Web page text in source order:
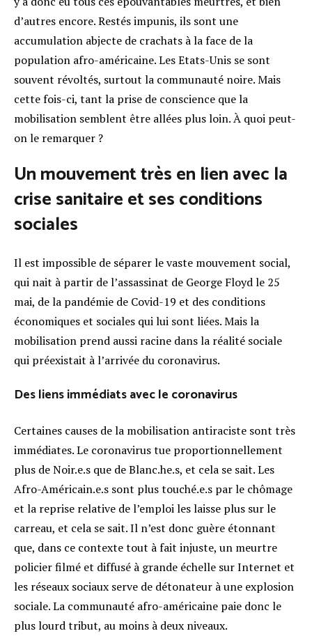
d’autres encore. Restés impunis, ils sont une
accumulation abjecte de crachats à la face de la
population afro-américaine. Les Etats-Unis se sont
souvent révoltés, surtout la communauté noire. Mais
cette fois-ci, tant la prise de conscience que la
mobilisation semblent être allées plus loin. À quoi peut-
on le remarquer ?
Un mouvement très en lien avec la
crise sanitaire et ses conditions
sociales
Il est impossible de séparer le vaste mouvement social,
qui nait à partir de l’assassinat de George Floyd le 25
mai, de la pandémie de Covid-19 et des conditions
économiques et sociales qui lui sont liées. Mais la
mobilisation prend aussi racine dans la réalité sociale
qui préexistait à l’arrivée du coronavirus.
Des liens immédiats avec le coronavirus
Certaines causes de la mobilisation antiraciste sont très
immédiates. Le coronavirus tue proportionnellement
plus de Noir.e.s que de Blanc.he.s, et cela se sait. Les
Afro-Américain.e.s sont plus touché.e.s par le chômage
et la reprise relative de l’emploi les laisse plus sur le
carreau, et cela se sait. Il n’est donc guère étonnant
que, dans ce contexte tout à fait injuste, un meurtre
policier filmé et diffusé à grande échelle sur Internet et
les réseaux sociaux serve de détonateur à une explosion
sociale. La communauté afro-américaine paie donc le
plus lourd tribut, au moins à deux niveaux.